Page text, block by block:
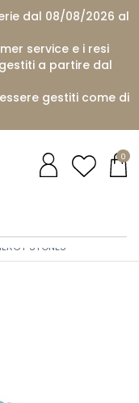
dal 08/08/2026 al
service e i resi
a partire dal
gestiti come di
0
STONES